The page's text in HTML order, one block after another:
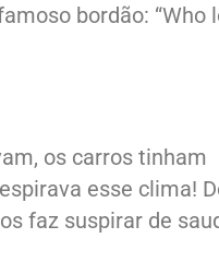
bordão: “Who
os carros tinham
esse clima!
faz suspirar de